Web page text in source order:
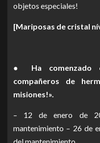
objetos especiales!
[Mariposas de cristal
● Ha comenzado
compañeros de
misiones!».
– 12 de enero de
mantenimiento – 26 de
del mantenimiento